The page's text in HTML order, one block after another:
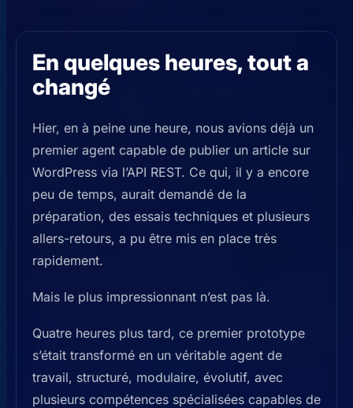
En quelques heures, tout a
changé
Hier, en à peine une heure, nous avions déjà un
premier agent capable de publier un article sur
WordPress via l’API REST. Ce qui, il y a encore
peu de temps, aurait demandé de la
préparation, des essais techniques et plusieurs
allers-retours, a pu être mis en place très
rapidement.
Mais le plus impressionnant n’est pas là.
Quatre heures plus tard, ce premier prototype
s’était transformé en un véritable agent de
travail, structuré, modulaire, évolutif, avec
plusieurs compétences spécialisées capables de